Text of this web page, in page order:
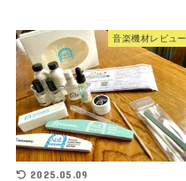
音楽機材レビュー
2025.05.09